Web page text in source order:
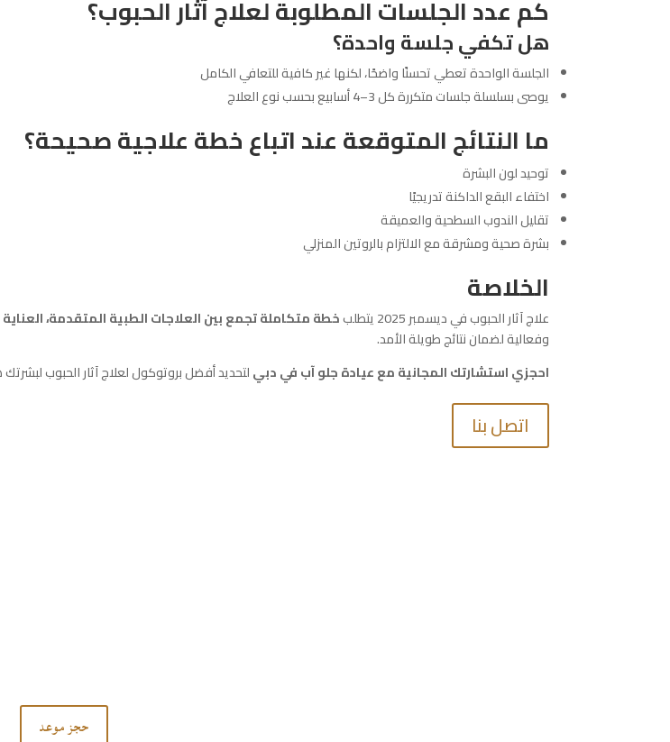
كم عدد الجلسات المطلوبة لعلاج آثار الحبوب؟
هل تكفي جلسة واحدة؟
الجلسة الواحدة تعطي تحسنًا واضحًا، لكنها غير كافية للتعافي الكامل
يوصى بسلسلة جلسات متكررة كل 3–4 أسابيع بحسب نوع العلاج
ما النتائج المتوقعة عند اتباع خطة علاجية صحيحة؟
توحيد لون البشرة
اختفاء البقع الداكنة تدريجيًا
تقليل الندوب السطحية والعميقة
بشرة صحية ومشرقة مع الالتزام بالروتين المنزلي
الخلاصة
علاج آثار الحبوب في ديسمبر 2025 يتطلب خطة متكاملة تجمع بين العلاجات الطبية المتقدمة،
وفعالية لضمان نتائج طويلة الأمد.
احجزي استشارتك المجانية مع عيادة جلو آب في دبيلتحديد أفضل بروتوكول لعلاج آثار الحبوب
اتصل بنا
حجز موعد